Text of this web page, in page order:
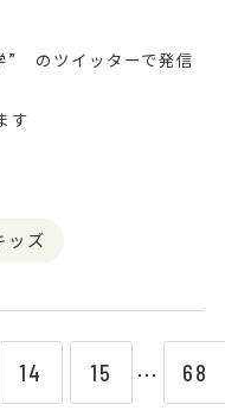
” のツイッターで発信
す
ッズ
14 15 ⋯ 68